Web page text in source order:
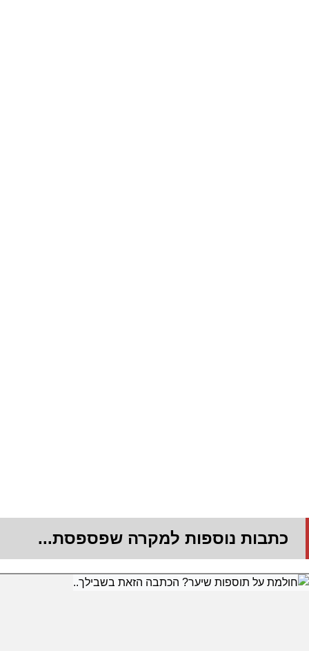
כתבות נוספות למקרה שפספסת...